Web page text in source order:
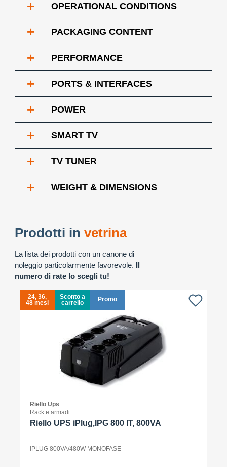
+ OPERATIONAL CONDITIONS
+ PACKAGING CONTENT
+ PERFORMANCE
+ PORTS & INTERFACES
+ POWER
+ SMART TV
+ TV TUNER
+ WEIGHT & DIMENSIONS
Prodotti in vetrina
La lista dei prodotti con un canone di
noleggio particolarmente favorevole. Il
numero di rate lo scegli tu!
24, 36,
48 mesi
Sconto a
carrello
Promo
Riello Ups
Rack e armadi
Riello UPS iPlug,IPG 800 IT, 800VA
IPLUG 800VA/480W MONOFASE